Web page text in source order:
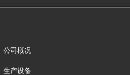
公司概况
生产设备